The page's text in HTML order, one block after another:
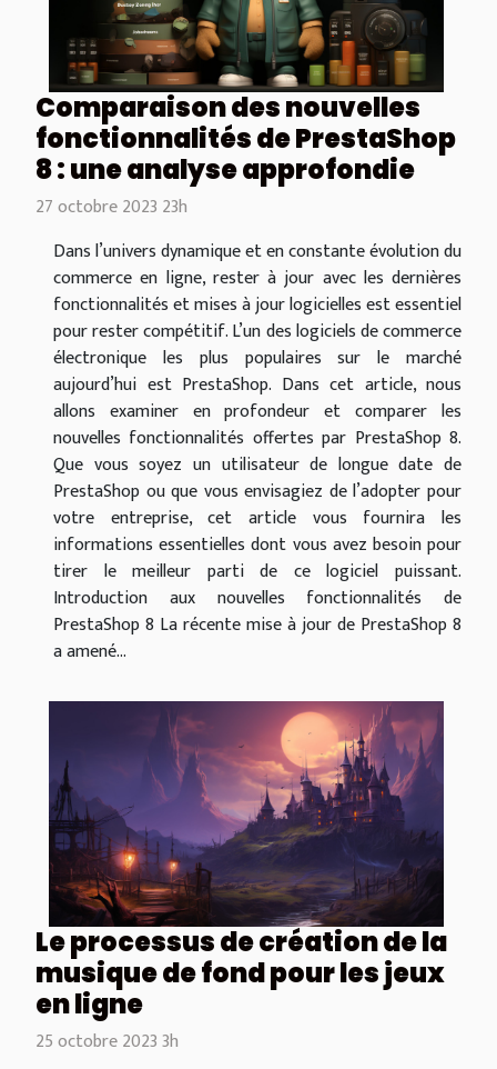
Comparaison des nouvelles
fonctionnalités de PrestaShop
8 : une analyse approfondie
27 octobre 2023 23h
Dans l’univers dynamique et en constante évolution du
commerce en ligne, rester à jour avec les dernières
fonctionnalités et mises à jour logicielles est essentiel
pour rester compétitif. L’un des logiciels de commerce
électronique les plus populaires sur le marché
aujourd’hui est PrestaShop. Dans cet article, nous
allons examiner en profondeur et comparer les
nouvelles fonctionnalités offertes par PrestaShop 8.
Que vous soyez un utilisateur de longue date de
PrestaShop ou que vous envisagiez de l’adopter pour
votre entreprise, cet article vous fournira les
informations essentielles dont vous avez besoin pour
tirer le meilleur parti de ce logiciel puissant.
Introduction aux nouvelles fonctionnalités de
PrestaShop 8 La récente mise à jour de PrestaShop 8
a amené...
Le processus de création de la
musique de fond pour les jeux
en ligne
25 octobre 2023 3h